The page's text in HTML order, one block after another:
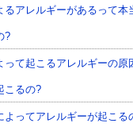
るアレルギーがあるって本
?
って起こるアレルギーの原
こるの?
よってアレルギーが起こる